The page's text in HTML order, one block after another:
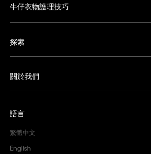
牛仔衣物護理技巧
探索
關於我們
語言
繁體中文
English